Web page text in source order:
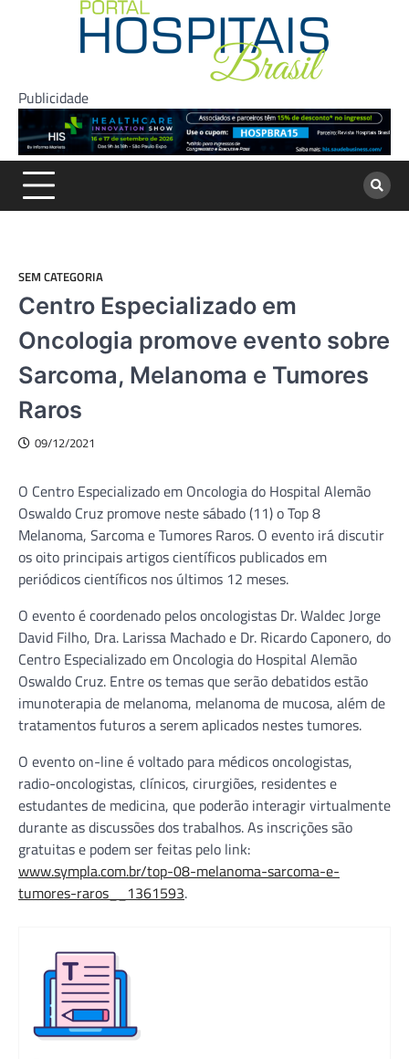
Publicidade
SEM CATEGORIA
Centro Especializado em
Oncologia promove evento sobre
Sarcoma, Melanoma e Tumores
Raros
09/12/2021
O Centro Especializado em Oncologia do Hospital Alemão
Oswaldo Cruz promove neste sábado (11) o Top 8
Melanoma, Sarcoma e Tumores Raros. O evento irá discutir
os oito principais artigos científicos publicados em
periódicos científicos nos últimos 12 meses.
O evento é coordenado pelos oncologistas Dr. Waldec Jorge
David Filho, Dra. Larissa Machado e Dr. Ricardo Caponero, do
Centro Especializado em Oncologia do Hospital Alemão
Oswaldo Cruz. Entre os temas que serão debatidos estão
imunoterapia de melanoma, melanoma de mucosa, além de
tratamentos futuros a serem aplicados nestes tumores.
O evento on-line é voltado para médicos oncologistas,
radio-oncologistas, clínicos, cirurgiões, residentes e
estudantes de medicina, que poderão interagir virtualmente
durante as discussões dos trabalhos. As inscrições são
gratuitas e podem ser feitas pelo link:
www.sympla.com.br/top-08-melanoma-sarcoma-e-
tumores-raros__1361593.